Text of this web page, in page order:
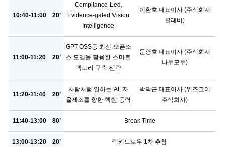
10:40-11:00 20’
Compliance-Led,
Evidence-gated Vision
Intelligence
이환호 대표이사 (주식회사
클레비)
11:00-11:20 20’
GPT-OSS등 최신 오픈소
스 모델을 활용한 스마트
팩토리 구축 전략
문영호 대표이사 (주식회사
나두모두)
11:20-11:40 20’
사람처럼 일하는 AI, 자
율제조를 향한 핵심 동력
박덕근 대표이사 (위즈코어
주식회사)
11:40-13:00 80’ Break Time
13:00-13:20 20’ 럭키드로우 1차 추첨